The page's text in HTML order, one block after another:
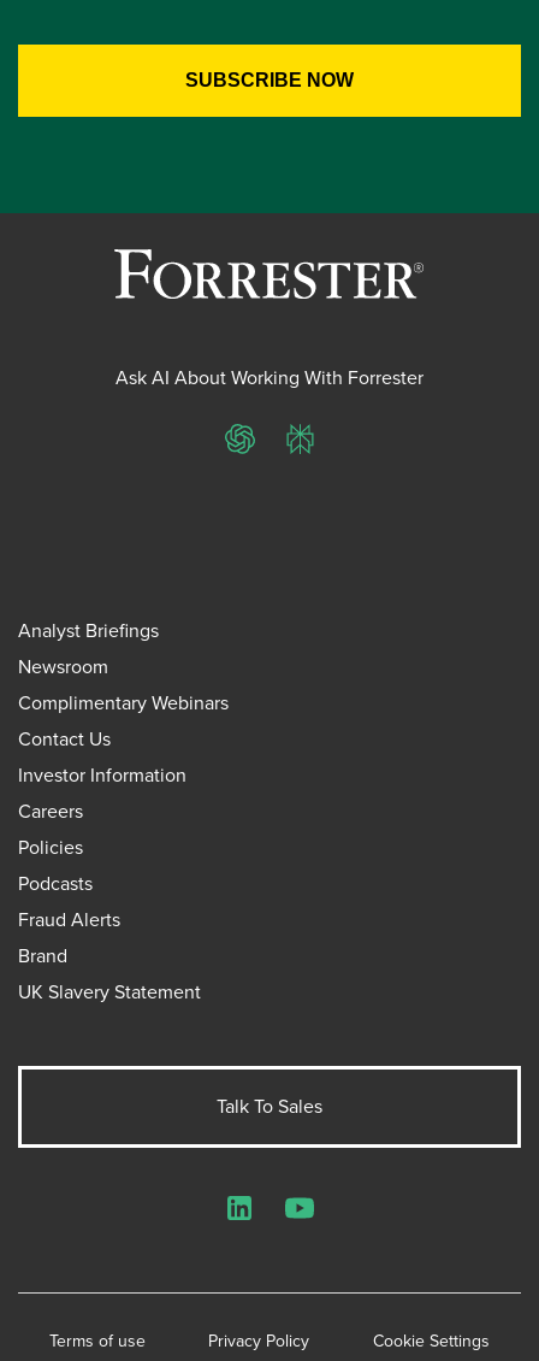
Ask AI About Working With Forrester
ChatGPTPerplexity
Analyst Briefings
Newsroom
Complimentary Webinars
Contact Us
Investor Information
Careers
Policies
Podcasts
Fraud Alerts
Brand
UK Slavery Statement
Talk To Sales
Terms of use Privacy Policy Cookie Settings
LinkedInYouTube